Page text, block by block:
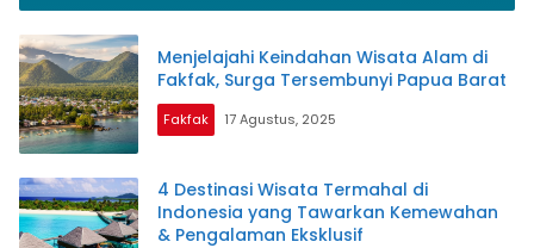
Menjelajahi Keindahan Wisata Alam di
Fakfak, Surga Tersembunyi Papua Barat
Fakfak 17 Agustus, 2025
4 Destinasi Wisata Termahal di
Indonesia yang Tawarkan Kemewahan
& Pengalaman Eksklusif